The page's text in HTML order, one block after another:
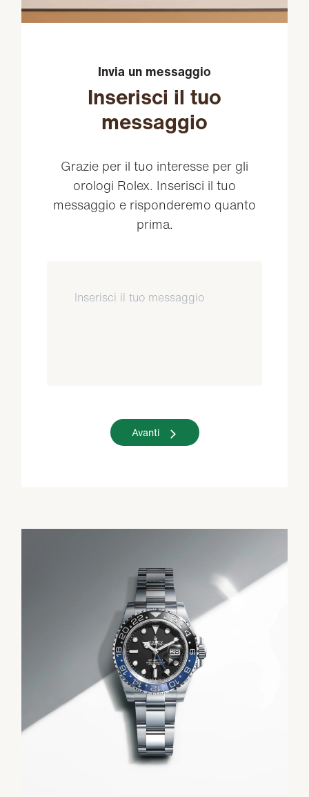
Invia un messaggio
Inserisci il tuo
messaggio
Grazie per il tuo interesse per gli
orologi Rolex. Inserisci il tuo
messaggio e risponderemo quanto
prima.
Avanti